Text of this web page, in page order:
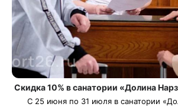
Скидка 10% в санатории «Долина
С 25 июня по 31 июля в санатории